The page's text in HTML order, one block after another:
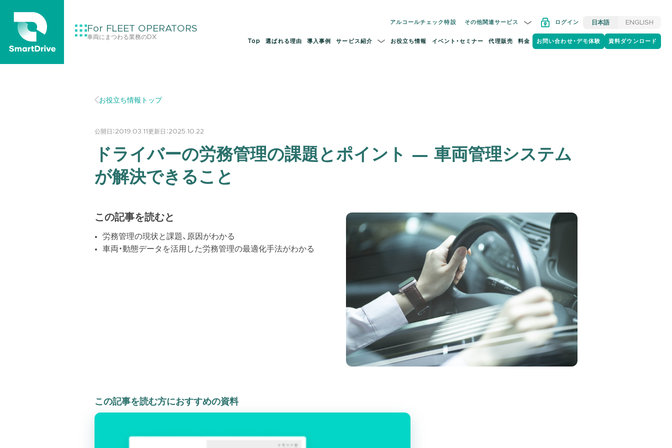
For FLEET OPERATORS
車両にまつわる業務のDX
アルコールチェック特設 その他関連サービス ログイン 日本語 ENGLISH
Top 選ばれる理由 導入事例 サービス紹介 お役立ち情報 イベント・セミナー 代理販売 料金 お問い合わせ・デモ体験 資料ダウンロード
お役立ち情報トップ
公開日：2019.03.11更新日：2025.10.22
ドライバーの労務管理の課題とポイント — 車両管理システム
が解決できること
この記事を読むと
労務管理の現状と課題、原因がわかる
車両・動態データを活用した労務管理の最適化手法がわかる
この記事を読む方におすすめの資料